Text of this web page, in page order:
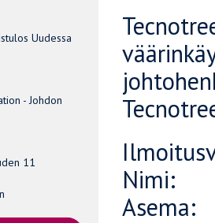
Uudessa
- Johdon
11
Nimi: